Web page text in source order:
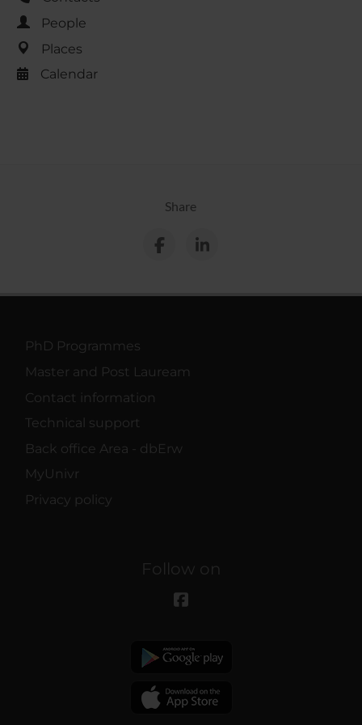
People
Places
Calendar
Share
PhD Programmes
Master and Post Lauream
Contact information
Technical support
Back office Area - dbErw
MyUnivr
Privacy policy
Follow on